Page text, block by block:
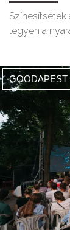
legyen a
GOODAPEST